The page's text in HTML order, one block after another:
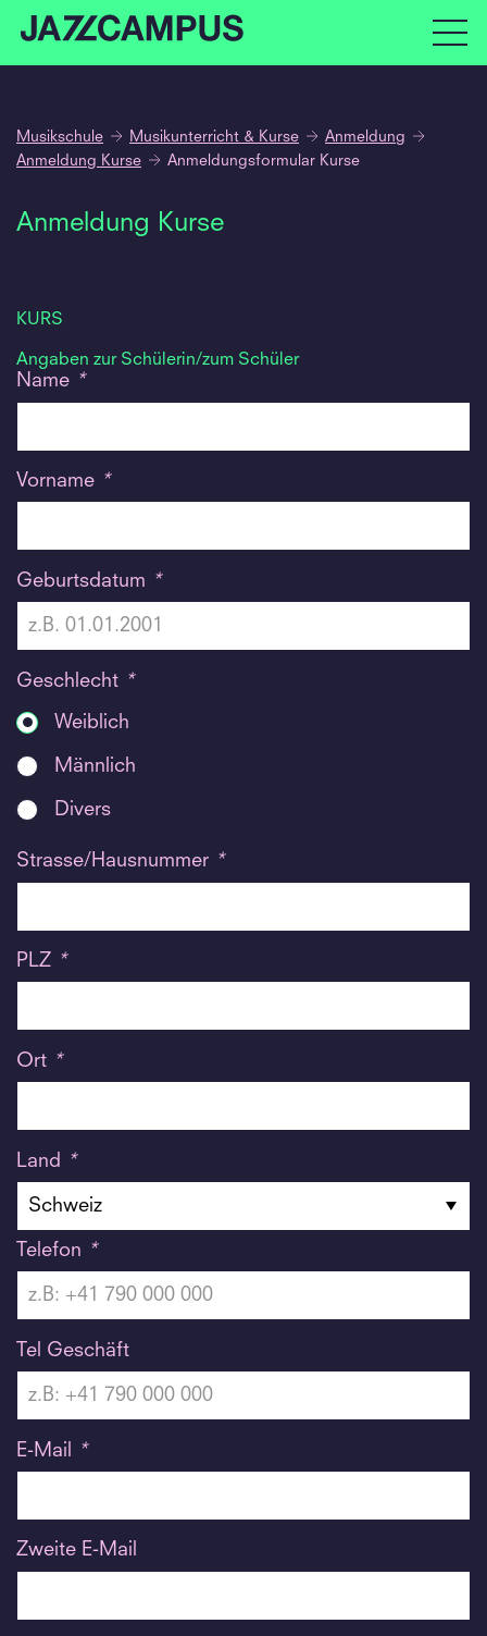
Musikschule Musikunterricht & Kurse
Anmeldung
Anmeldung Kurse
Anmeldungsformular Kurse
Anmeldung Kurse
KURS
Angaben zur Schülerin/zum Schüler
Name *
Vorname *
Geburtsdatum *
Geschlecht *
Weiblich
Männlich
Divers
Strasse/Hausnummer *
PLZ *
Ort *
Land *
Telefon *
Tel Geschäft
E-Mail *
Zweite E-Mail